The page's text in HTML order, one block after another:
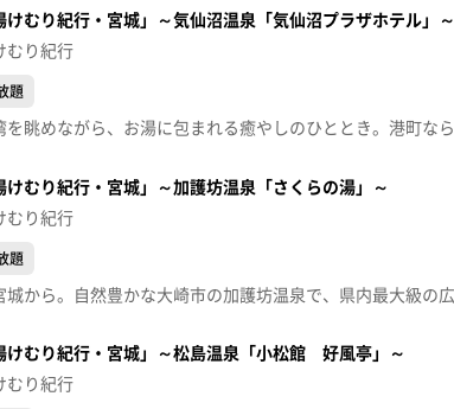
けむり紀行・宮城」～気仙沼温泉「気仙沼プラザホテル」～
むり紀行
題
けむり紀行・宮城」～加護坊温泉「さくらの湯」～
むり紀行
題
けむり紀行・宮城」～松島温泉「小松館 好風亭」～
むり紀行